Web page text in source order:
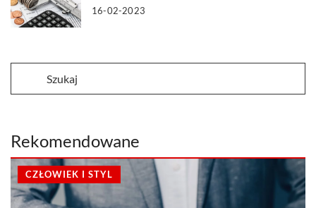
16-02-2023
Rekomendowane
CZŁOWIEK I STYL